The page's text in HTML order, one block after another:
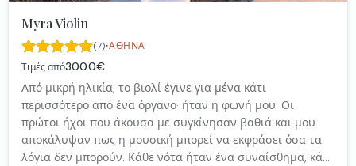
Myra Violin
(7)·ΑΘΉΝΑ
Τιμές από300.0€
Από μικρή ηλικία, το βιολί έγινε για μένα κάτι
περισσότερο από ένα όργανο· ήταν η φωνή μου. Οι
πρώτοι ήχοι που άκουσα με συγκίνησαν βαθιά και μου
αποκάλυψαν πως η μουσική μπορεί να εκφράσει όσα τα
λόγια δεν μπορούν. Κάθε νότα ήταν ένα συναίσθημα, κάθε